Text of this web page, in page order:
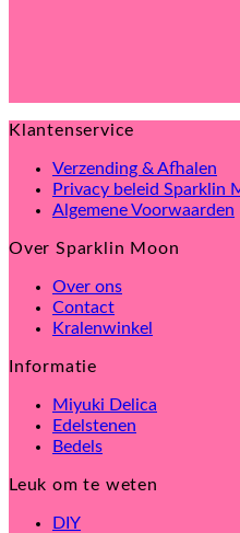
Klantenservice
Verzending & Afhalen
Privacy beleid Sparklin
Algemene Voorwaarden
Over Sparklin Moon
Over ons
Contact
Kralenwinkel
Informatie
Miyuki Delica
Edelstenen
Bedels
Leuk om te weten
DIY